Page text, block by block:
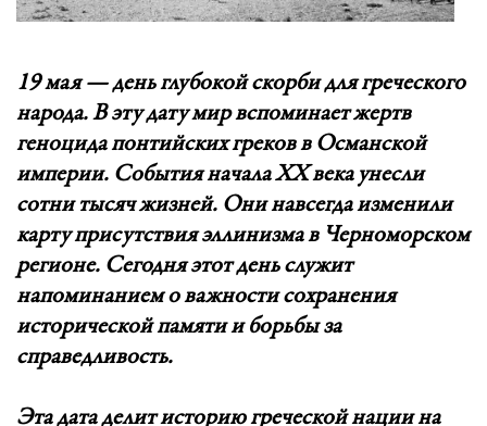
19 мая — день глубокой скорби для греческого
народа. В эту дату мир вспоминает жертв
геноцида понтийских греков в Османской
империи. События начала XX века унесли
сотни тысяч жизней. Они навсегда изменили
карту присутствия эллинизма в Черноморском
регионе. Сегодня этот день служит
напоминанием о важности сохранения
исторической памяти и борьбы за
справедливость.
Эта дата делит историю греческой нации на